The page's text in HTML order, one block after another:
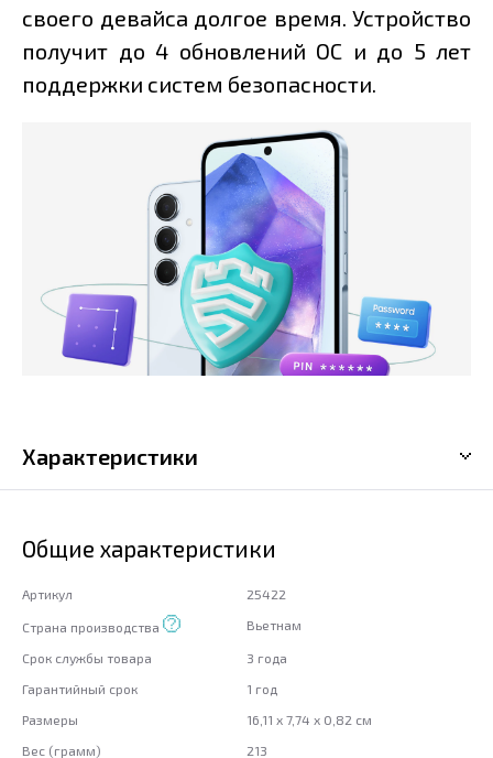
своего девайса долгое время. Устройство
получит до 4 обновлений ОС и до 5 лет
поддержки систем безопасности.
Характеристики
Общие характеристики
Артикул 25422
Страна производства Вьетнам
Срок службы товара
3 года
Гарантийный срок
1 год
Размеры
16,11 x 7,74 x 0,82 см
Вес (грамм)
213